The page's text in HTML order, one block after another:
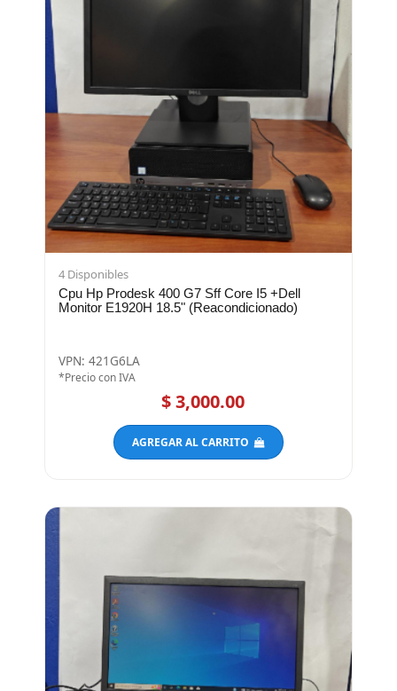
4 Disponibles
Cpu Hp Prodesk 400 G7 Sff Core I5 +Dell
VPN: 421G6LA
$ 3,000.00
AGREGAR AL CARRITO